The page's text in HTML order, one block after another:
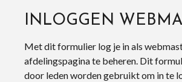
INLOGGEN
Met dit formulier log je in als
afdelingspagina te beheren. Dit
door leden worden gebruikt om in te